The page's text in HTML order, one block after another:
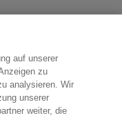
auf unserer
zu
analysieren. Wir
unserer
weiter, die